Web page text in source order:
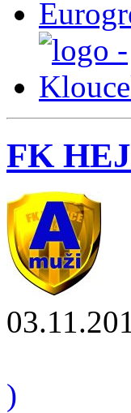
FK
)